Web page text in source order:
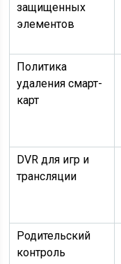
защищенных
элементов
Политика
удаления смарт-
карт
DVR для игр и
трансляции
Родительский
контроль